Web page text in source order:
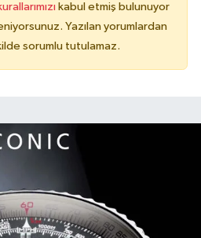
kabul etmiş bulunuyor
Yazılan yorumlardan
sorumlu tutulamaz.